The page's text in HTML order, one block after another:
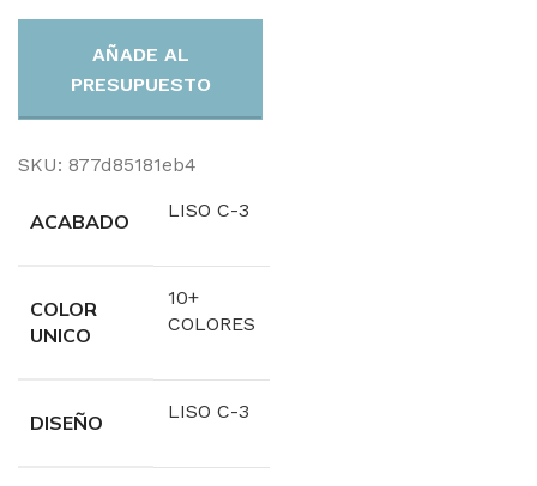
AÑADE AL
PRESUPUESTO
SKU: 877d85181eb4
ACABADO LISO C-3
COLOR
UNICO
10+
COLORES
DISEÑO LISO C-3